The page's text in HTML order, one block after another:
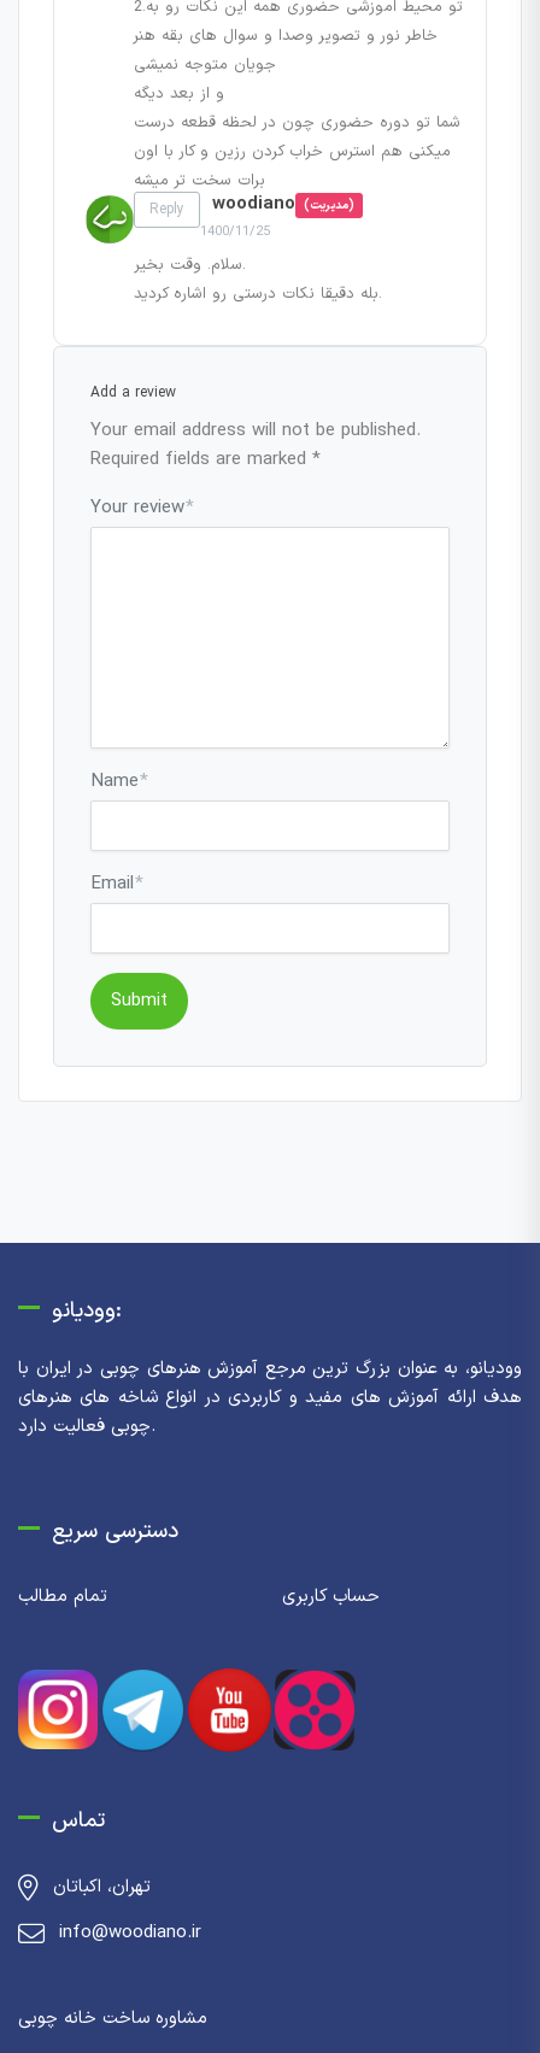
2.تو محیط اموزشی حضوری همه این نکات رو به
خاطر نور و تصویر وصدا و سوال های بقه هنر
جویان متوجه نمیشی
و از بعد دیگه
شما تو دوره حضوری چون در لحظه قطعه درست
میکنی هم استرس خراب کردن رزین و کار با اون
برات سخت تر میشه
woodiano (مدیریت)
1400/11/25
Reply
سلام. وقت بخیر.
بله دقیقا نکات درستی رو اشاره کردید.
Add a review
Your email address will not be published.
Required fields are marked *
Your review*
Name*
Email*
وودیانو:
وودیانو، به عنوان بزرگ ترین مرجع آموزش هنرهای چوبی در ایران با
هدف ارائه آموزش های مفید و کاربردی در انواع شاخه های هنرهای
چوبی فعالیت دارد.
دسترسی سریع
تمام مطالب حساب کاربری
تماس
تهران، اکباتان
info@woodiano.ir
مشاوره ساخت خانه چوبی